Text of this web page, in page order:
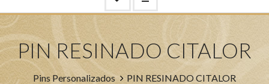
PIN RESINADO CITALOR
Pins Personalizados PIN RESINADO CITALOR